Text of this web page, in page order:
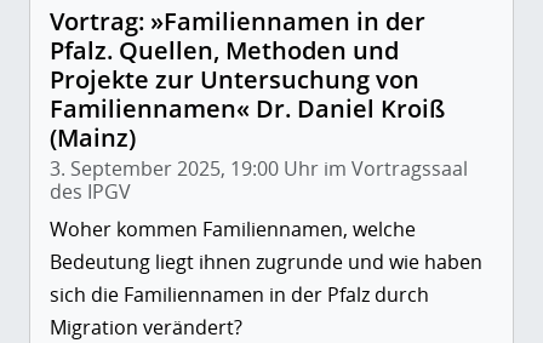
Vortrag: »Familiennamen in der
Pfalz. Quellen, Methoden und
Projekte zur Untersuchung von
Familiennamen« Dr. Daniel Kroiß
(Mainz)
3. September 2025, 19:00 Uhr im Vortragssaal
des IPGV
Woher kommen Familiennamen, welche
Bedeutung liegt ihnen zugrunde und wie haben
sich die Familiennamen in der Pfalz durch
Migration verändert?